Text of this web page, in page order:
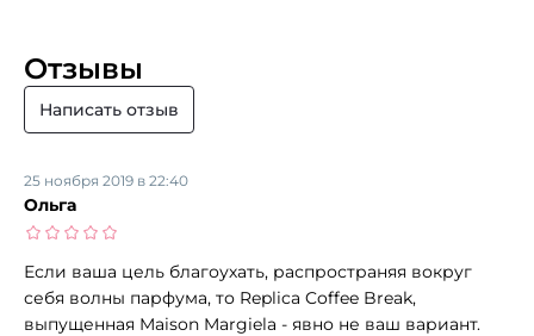
Отзывы
Написать отзыв
Ольга
25 ноября 2019 в 22:40
Если ваша цель благоухать, распространяя вокруг
себя волны парфума, то Replica Coffee Break,
выпущенная Maison Margiela - явно не ваш вариант.